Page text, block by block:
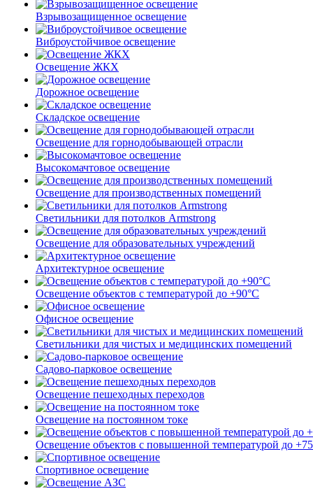
Взрывозащищенное освещение
Виброустойчивое освещение
Освещение ЖКХ
Дорожное освещение
Складское освещение
Освещение для горнодобывающей отрасли
Высокомачтовое освещение
Освещение для производственных помещений
Светильники для потолков Armstrong
Освещение для образовательных учреждений
Архитектурное освещение
Освещение объектов с температурой до +90°С
Офисное освещение
Светильники для чистых и медицинских помещений
Садово-парковое освещение
Освещение пешеходных переходов
Освещение на постоянном токе
Освещение объектов с повышенной температурой до
Спортивное освещение